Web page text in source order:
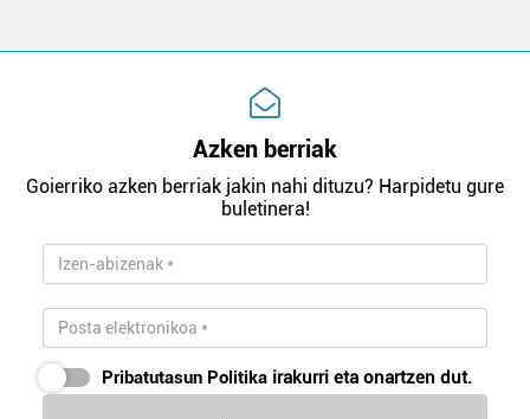
Azken berriak
Goierriko azken berriak jakin nahi dituzu? Harpidetu gure
buletinera!
Pribatutasun Politika irakurri eta onartzen dut.